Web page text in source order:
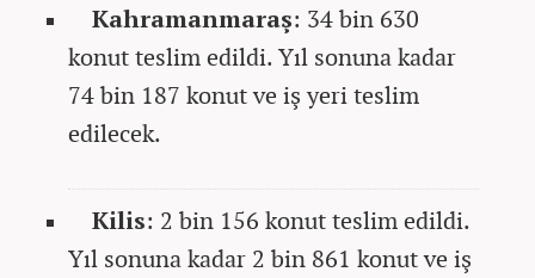
Kahramanmaraş: 34 bin 630
konut teslim edildi. Yıl sonuna kadar
74 bin 187 konut ve iş yeri teslim
edilecek.
Kilis: 2 bin 156 konut teslim edildi.
Yıl sonuna kadar 2 bin 861 konut ve iş